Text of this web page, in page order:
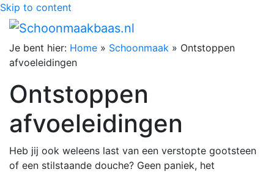
Skip to content
Je bent hier: Home » Schoonmaak » Ontstoppen
afvoeleidingen
Ontstoppen
afvoeleidingen
Heb jij ook weleens last van een verstopte gootsteen
of een stilstaande douche? Geen paniek, het